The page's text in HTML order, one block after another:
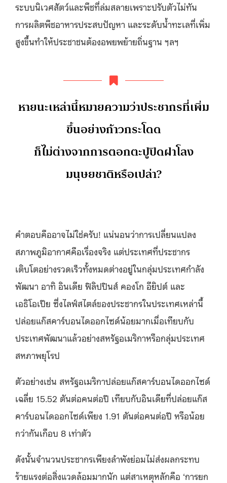
ระบบนิเวศสัตว์และพืชที่ล่มสลายเพราะปรับตัวไม่ทัน
การผลิตพืชอาหารประสบปัญหา และระดับน้ำทะเลที่เพิ่ม
สูงขึ้นทำให้ประชาชนต้องอพยพย้ายถิ่นฐาน ฯลฯ
หายนะเหล่านี้หมายความว่าประชากรที่เพิ่ม
ขึ้นอย่างก้าวกระโดด
ก็ไม่ต่างจากการตอกตะปูปิดฝาโลง
มนุษยชาติหรือเปล่า?
คำตอบคืออาจไม่ใช่ครับ! แน่นอนว่าการเปลี่ยนแปลง
สภาพภูมิอากาศคือเรื่องจริง แต่ประเทศที่ประชากร
เติบโตอย่างรวดเร็วทั้งหมดต่างอยู่ในกลุ่มประเทศกำลัง
พัฒนา อาทิ อินเดีย ฟิลิปปินส์ คองโก อียิปต์ และ
เอธิโอเปีย ซึ่งไลฟ์สไตล์ของประชากรในประเทศเหล่านี้
ปล่อยแก๊สคาร์บอนไดออกไซด์น้อยมากเมื่อเทียบกับ
ประเทศพัฒนาแล้วอย่างสหรัฐอเมริกาหรือกลุ่มประเทศ
สหภาพยุโรป
ตัวอย่างเช่น สหรัฐอเมริกาปล่อยแก๊สคาร์บอนไดออกไซด์
เฉลี่ย 15.52 ตันต่อคนต่อปี เทียบกับอินเดียที่ปล่อยแก๊ส
คาร์บอนไดออกไซด์เพียง 1.91 ตันต่อคนต่อปี หรือน้อย
กว่ากันเกือบ 8 เท่าตัว
ดังนั้นจำนวนประชากรเพียงลำพังย่อมไม่ส่งผลกระทบ
ร้ายแรงต่อสิ่งแวดล้อมมากนัก แต่สาเหตุหลักคือ ‘การยก